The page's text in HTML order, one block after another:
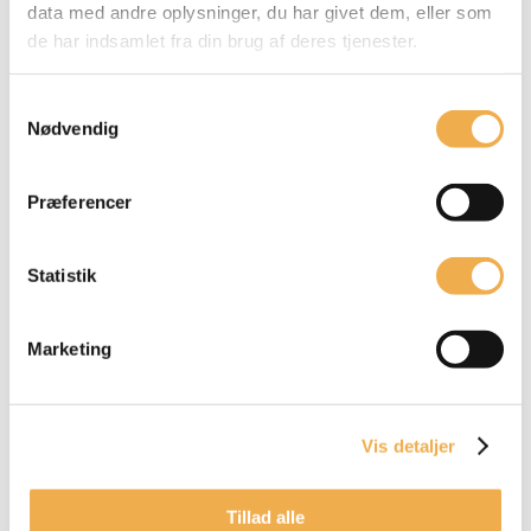
data med andre oplysninger, du har givet dem, eller som
de har indsamlet fra din brug af deres tjenester.
Nødvendig
Præferencer
Statistik
Marketing
Vis detaljer
Tillad alle
Tilvalg